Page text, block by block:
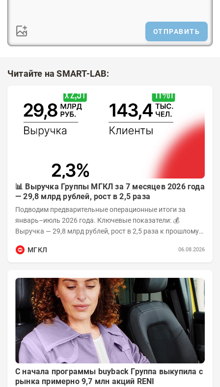
ОТПРАВИТЬ
Читайте на SMART-LAB:
📊 Выручка Группы МГКЛ за 7 месяцев 2026 года
— 29,8 млрд рублей, рост в 2,5 раза
Подводим предварительные операционные итоги за
январь–июль 2026 года. Ключевые показатели: 💰
Выручка — 29,8 млрд рублей, рост в 2,5 раза к прошлому
МГКЛ
06.08.2026
С начала программы buyback Группа выкупила с
рынка примерно 9,7 млн акций RENI